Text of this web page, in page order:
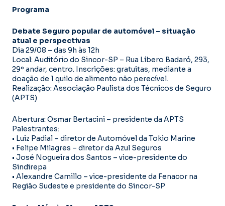
Programa
Debate Seguro popular de automóvel – situação
atual e perspectivas
Dia 29/08 – das 9h às 12h
Local: Auditório do Sincor-SP – Rua Líbero Badaró, 293,
29º andar, centro. Inscrições: gratuitas, mediante a
doação de 1 quilo de alimento não perecível.
Realização: Associação Paulista dos Técnicos de Seguro
(APTS)
Abertura: Osmar Bertacini – presidente da APTS
Palestrantes:
• Luiz Padial – diretor de Automóvel da Tokio Marine
• Felipe Milagres – diretor da Azul Seguros
• José Nogueira dos Santos – vice-presidente do
Sindirepa
• Alexandre Camillo – vice-presidente da Fenacor na
Região Sudeste e presidente do Sincor-SP